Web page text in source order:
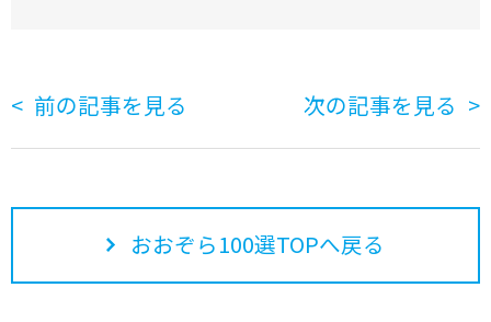
前の記事を見る 次の記事を見る
おおぞら100選TOPへ戻る